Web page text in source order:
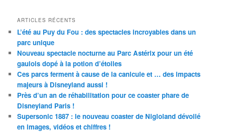
ARTICLES RÉCENTS
L’été au Puy du Fou : des spectacles incroyables dans un
parc unique
Nouveau spectacle nocturne au Parc Astérix pour un été
gaulois dopé à la potion d’étoiles
Ces parcs ferment à cause de la canicule et … des impacts
majeurs à Disneyland aussi !
Près d’un an de réhabilitation pour ce coaster phare de
Disneyland Paris !
Supersonic 1887 : le nouveau coaster de Nigloland dévoilé
en images, vidéos et chiffres !